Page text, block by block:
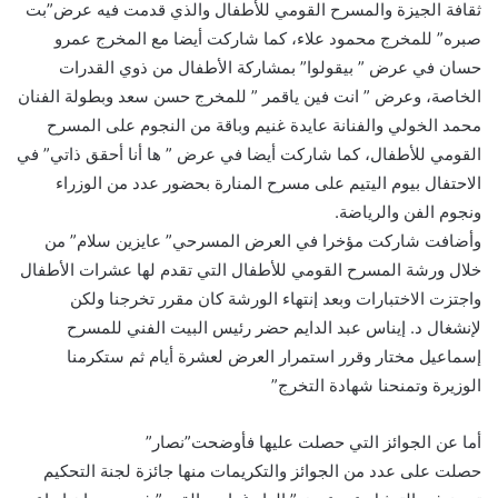
ثقافة الجيزة والمسرح القومي للأطفال والذي قدمت فيه عرض”بت
صبره” للمخرج محمود علاء، كما شاركت أيضا مع المخرج عمرو
حسان في عرض ” بيقولوا” بمشاركة الأطفال من ذوي القدرات
الخاصة، وعرض ” انت فين ياقمر ” للمخرج حسن سعد وبطولة الفنان
محمد الخولي والفنانة عايدة غنيم وباقة من النجوم على المسرح
القومي للأطفال، كما شاركت أيضا في عرض ” ها أنا أحقق ذاتي” في
الاحتفال بيوم اليتيم على مسرح المنارة بحضور عدد من الوزراء
ونجوم الفن والرياضة.
وأضافت شاركت مؤخرا في العرض المسرحي” عايزين سلام” من
خلال ورشة المسرح القومي للأطفال التي تقدم لها عشرات الأطفال
واجتزت الاختبارات وبعد إنتهاء الورشة كان مقرر تخرجنا ولكن
لإنشغال د. إيناس عبد الدايم حضر رئيس البيت الفني للمسرح
إسماعيل مختار وقرر استمرار العرض لعشرة أيام ثم ستكرمنا
الوزيرة وتمنحنا شهادة التخرج”
أما عن الجوائز التي حصلت عليها فأوضحت”نصار”
حصلت على عدد من الجوائز والتكريمات منها جائزة لجنة التحكيم